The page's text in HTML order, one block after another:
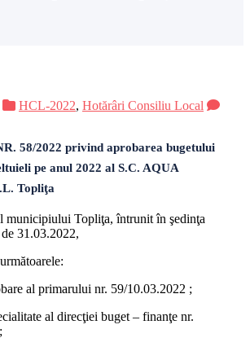
HCL-2022, Hotărâri Consiliu Local
58/2022 privind aprobarea bugetului
pe anul 2022 al S.C. AQUA
Topliţa
municipiului Topliţa, întrunit în şedinţa
31.03.2022,
al primarului nr. 59/10.03.2022 ;
al direcţiei buget – finanţe nr.